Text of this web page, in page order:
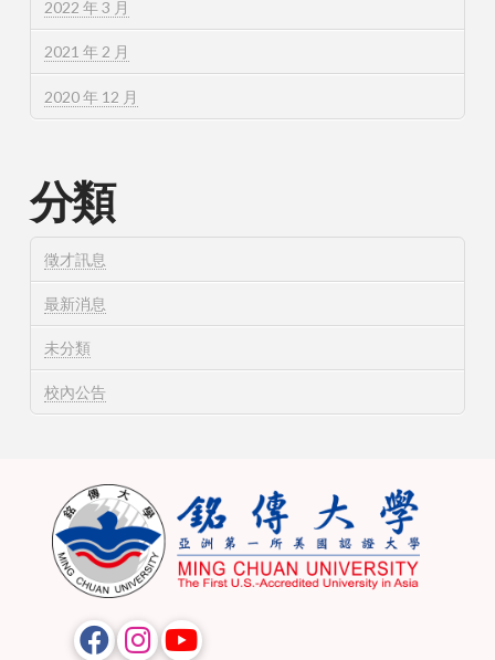
2022 年 3 月
2021 年 2 月
2020 年 12 月
分類
徵才訊息
最新消息
未分類
校內公告